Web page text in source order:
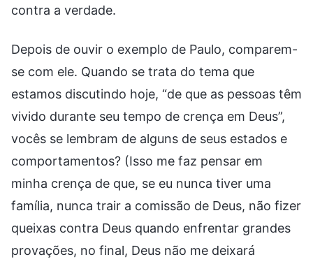
contra a verdade.
Depois de ouvir o exemplo de Paulo, comparem-
se com ele. Quando se trata do tema que
estamos discutindo hoje, “de que as pessoas têm
vivido durante seu tempo de crença em Deus”,
vocês se lembram de alguns de seus estados e
comportamentos? (Isso me faz pensar em
minha crença de que, se eu nunca tiver uma
família, nunca trair a comissão de Deus, não fizer
queixas contra Deus quando enfrentar grandes
provações, no final, Deus não me deixará